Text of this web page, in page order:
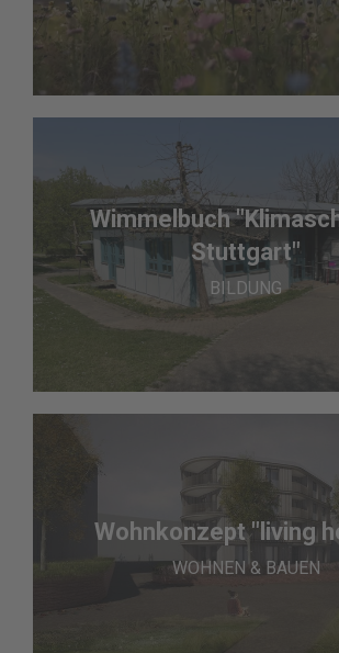
Wimmelbuch
Stuttgart"
BILDUNG
Wohnkonzept "living
WOHNEN & BAUEN